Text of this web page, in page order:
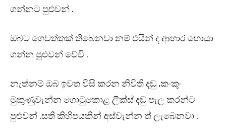
ගන්නට පුළුවන් .
ඔබට ගෙවත්තක් තිබෙනවා නම් එයින් ද ආහාර හොයා
ගන්න පුළුවන් වේවි .
නැත්නම් ඔබ ඉවත විසි කරන නිවිති දඬු ,කංකුං
මුකුණුවැන්න ගොටුකොළ ලීක්ස් දඬු පැල කරන්ට
පුළුවන් .සති කිහිපයකින් අස්වැන්න ත් ලැබෙනවා .